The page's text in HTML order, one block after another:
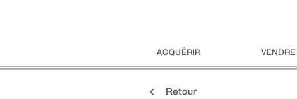
ACQUÉRIR VENDRE
Retour